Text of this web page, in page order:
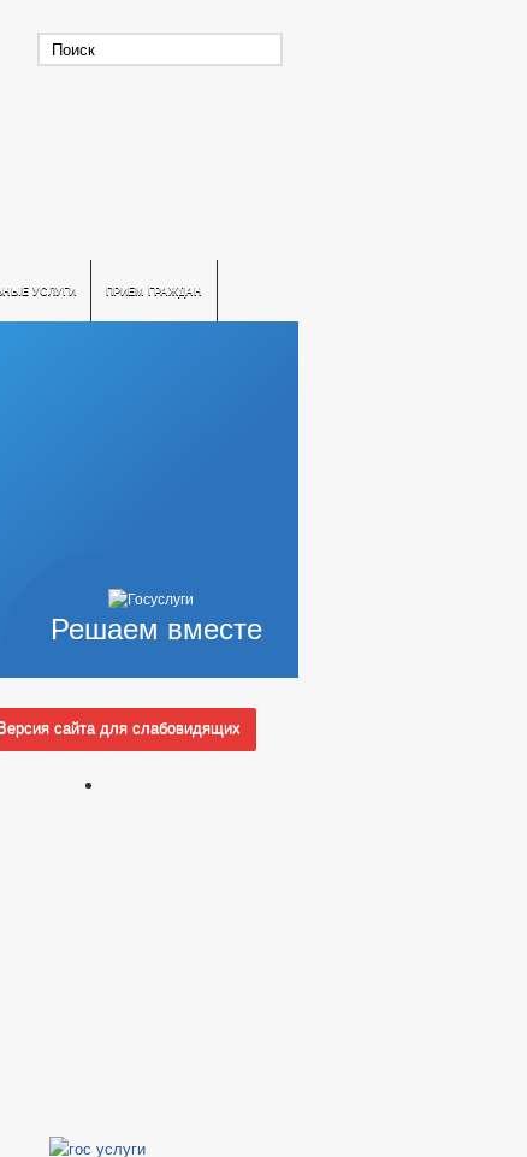
УСЛУГИ ПРИЕМ ГРАЖДАН
Решаем вместе
сайта для слабовидящих